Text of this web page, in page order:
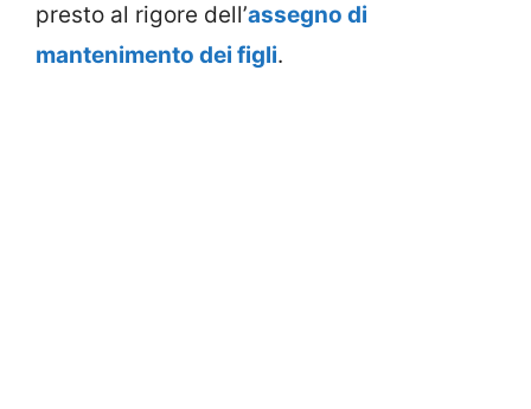
presto al rigore dell’assegno di
mantenimento dei figli.